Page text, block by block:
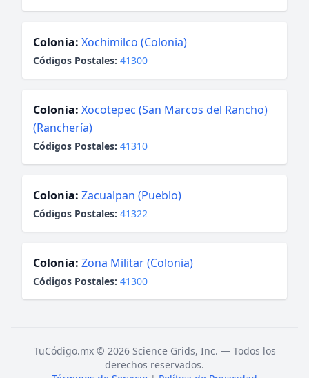
Colonia: Xochimilco (Colonia)
Códigos Postales: 41300
Colonia: Xocotepec (San Marcos del Rancho)
(Ranchería)
Códigos Postales: 41310
Colonia: Zacualpan (Pueblo)
Códigos Postales: 41322
Colonia: Zona Militar (Colonia)
Códigos Postales: 41300
TuCódigo.mx © 2026 Science Grids, Inc. — Todos los
derechos reservados.